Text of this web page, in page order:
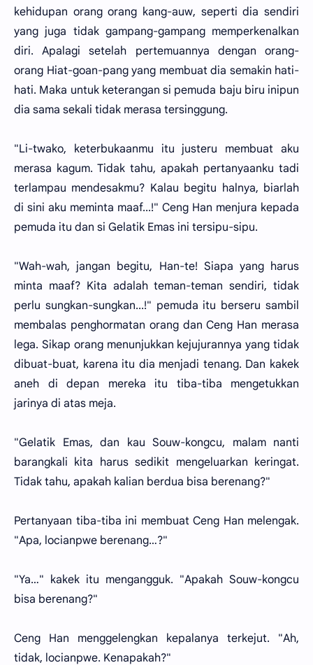
kehidupan orang orang kang-auw, seperti dia sendiri
yang juga tidak gampang-gampang memperkenalkan
diri. Apalagi setelah pertemuannya dengan orang-
orang Hiat-goan-pang yang membuat dia semakin hati-
hati. Maka untuk keterangan si pemuda baju biru inipun
dia sama sekali tidak merasa tersinggung.
"Li-twako, keterbukaanmu itu justeru membuat aku
merasa kagum. Tidak tahu, apakah pertanyaanku tadi
terlampau mendesakmu? Kalau begitu halnya, biarlah
di sini aku meminta maaf...!" Ceng Han menjura kepada
pemuda itu dan si Gelatik Emas ini tersipu-sipu.
"Wah-wah, jangan begitu, Han-te! Siapa yang harus
minta maaf? Kita adalah teman-teman sendiri, tidak
perlu sungkan-sungkan...!" pemuda itu berseru sambil
membalas penghormatan orang dan Ceng Han merasa
lega. Sikap orang menunjukkan kejujurannya yang tidak
dibuat-buat, karena itu dia menjadi tenang. Dan kakek
aneh di depan mereka itu tiba-tiba mengetukkan
jarinya di atas meja.
"Gelatik Emas, dan kau Souw-kongcu, malam nanti
barangkali kita harus sedikit mengeluarkan keringat.
Tidak tahu, apakah kalian berdua bisa berenang?"
Pertanyaan tiba-tiba ini membuat Ceng Han melengak.
"Apa, locianpwe berenang…?"
"Ya…" kakek itu mengangguk. "Apakah Souw-kongcu
bisa berenang?"
Ceng Han menggelengkan kepalanya terkejut. "Ah,
tidak, locianpwe. Kenapakah?"